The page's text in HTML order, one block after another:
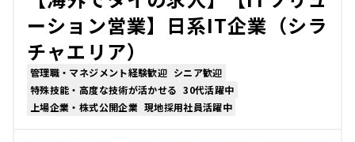
ーション営業】日系IT企業（シラ
チャエリア）
管理職・マネジメント経験歓迎 シニア歓迎
特殊技能・高度な技術が活かせる 30代活躍中
上場企業・株式公開企業 現地採用社員活躍中